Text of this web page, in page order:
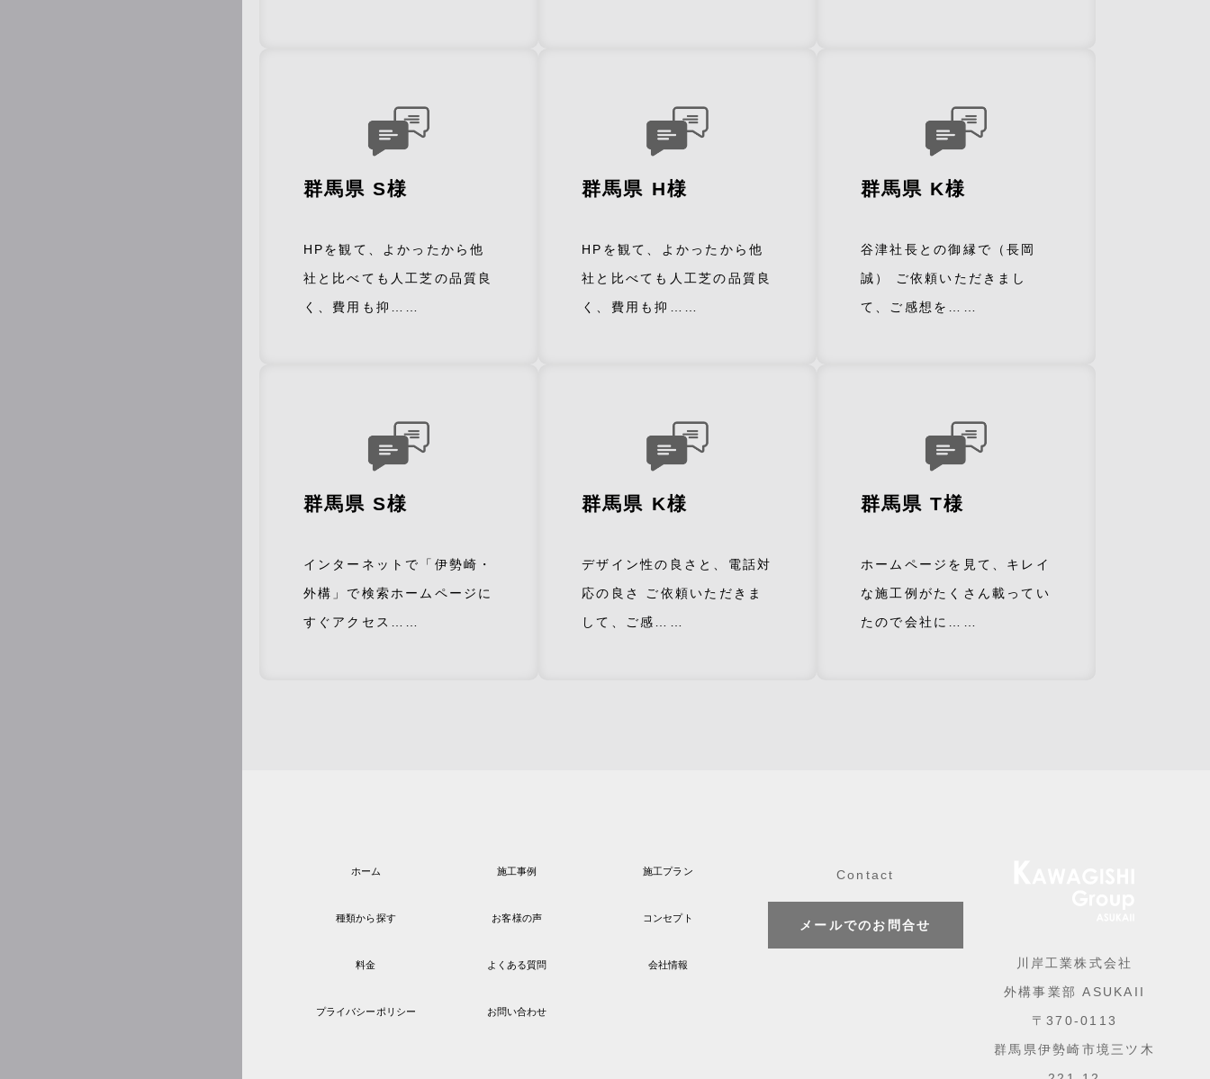
群馬県 S様
HPを観て、よかったから他
社と比べても人工芝の品質良
く、費用も抑……
群馬県 H様
HPを観て、よかったから他
社と比べても人工芝の品質良
く、費用も抑……
群馬県 K様
谷津社長との御縁で（長岡
誠） ご依頼いただきまし
て、ご感想を……
群馬県 S様
インターネットで「伊勢崎・
外構」で検索ホームページに
すぐアクセス……
群馬県 K様
デザイン性の良さと、電話対
応の良さ ご依頼いただきま
して、ご感……
群馬県 T様
ホームページを見て、キレイ
な施工例がたくさん載ってい
たので会社に……
ホーム 施工事例 施工プラン
種類から探す お客様の声 コンセプト
料金 よくある質問 会社情報
プライバシーポリシー お問い合わせ
Contact
メールでのお問合せ
川岸工業株式会社
外構事業部 ASUKAII
〒370-0113
群馬県伊勢崎市境三ツ木